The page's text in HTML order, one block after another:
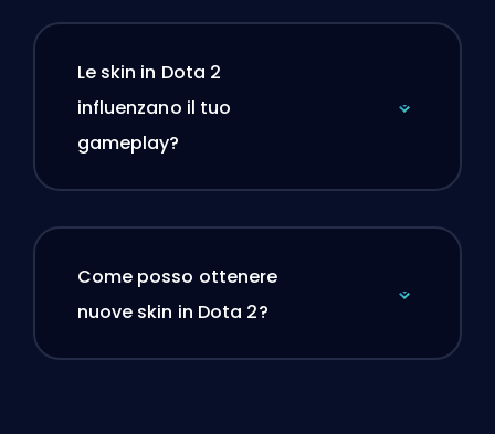
Le skin in Dota 2
influenzano il tuo
gameplay?
Come posso ottenere
nuove skin in Dota 2?